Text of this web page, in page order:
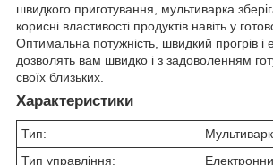
швидкого приготування, мультиварка
корисні властивості продуктів навіть у
Оптимальна потужність, швидкий прогрів
дозволять вам швидко і з задоволенням
своїх близьких.
Характеристики
Тип:
Тип управління: